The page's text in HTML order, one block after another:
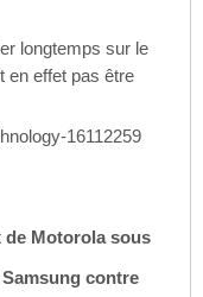
longtemps sur le
en effet pas être
16112259
Motorola sous
contre